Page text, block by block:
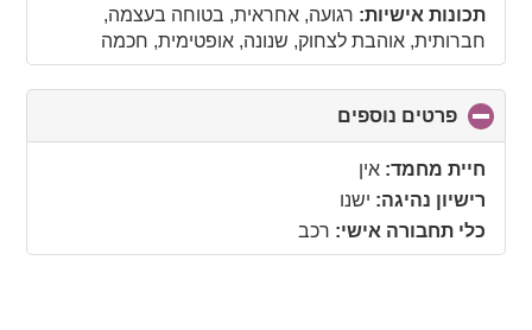
תכונות אישיות: רגועה, אחראית, בטוחה בעצמה,
חברותית, אוהבת לצחוק, שנונה, אופטימית, חכמה
פרטים נוספים
to
חיית מחמד: אין
רישיון נהיגה: ישנו
כלי תחבורה אישי: רכב